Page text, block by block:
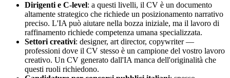
Dirigenti e C-level: a questi livelli, il CV è un documento
altamente strategico che richiede un posizionamento narrativo
preciso. L'IA può aiutare nella bozza iniziale, ma il lavoro di
raffinamento richiede competenza umana specializzata.
Settori creativi: designer, art director, copywriter —
professioni dove il CV stesso è un campione del vostro lavoro
creativo. Un CV generato dall'IA manca dell'originalità che
questi ruoli richiedono.